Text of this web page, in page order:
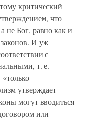
критический
что
не Бог, равно как и
И уж
с
т. е.
утверждает
могут вводиться
или